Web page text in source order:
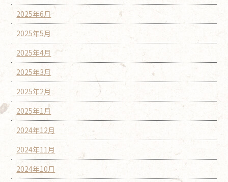
2025年6月
2025年5月
2025年4月
2025年3月
2025年2月
2025年1月
2024年12月
2024年11月
2024年10月